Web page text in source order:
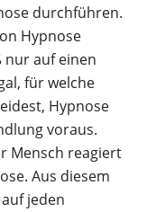
durchführen.
Hypnose
auf einen
für welche
Hypnose
voraus.
Mensch reagiert
Aus diesem
jeden